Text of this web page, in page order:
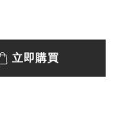
立即購買